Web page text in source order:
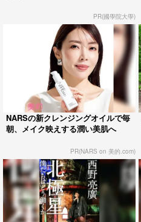
PR(國學院大學)
NARSの新クレンジングオイルで毎
朝、メイク映えする潤い美肌へ
PR(NARS on 美的.com)